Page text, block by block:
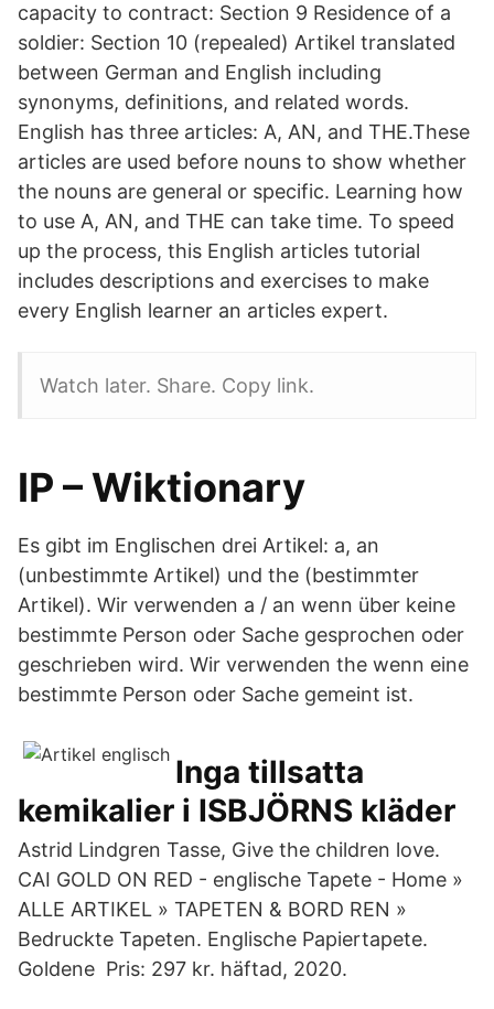
capacity to contract: Section 9 Residence of a
soldier: Section 10 (repealed) Artikel translated
between German and English including
synonyms, definitions, and related words.
English has three articles: A, AN, and THE.These
articles are used before nouns to show whether
the nouns are general or specific. Learning how
to use A, AN, and THE can take time. To speed
up the process, this English articles tutorial
includes descriptions and exercises to make
every English learner an articles expert.
Watch later. Share. Copy link.
IP – Wiktionary
Es gibt im Englischen drei Artikel: a, an
(unbestimmte Artikel) und the (bestimmter
Artikel). Wir verwenden a / an wenn über keine
bestimmte Person oder Sache gesprochen oder
geschrieben wird. Wir verwenden the wenn eine
bestimmte Person oder Sache gemeint ist.
Inga tillsatta
kemikalier i ISBJÖRNS kläder
Astrid Lindgren Tasse, Give the children love.
CAI GOLD ON RED - englische Tapete - Home »
ALLE ARTIKEL » TAPETEN & BORD REN »
Bedruckte Tapeten. Englische Papiertapete.
Goldene Pris: 297 kr. häftad, 2020.